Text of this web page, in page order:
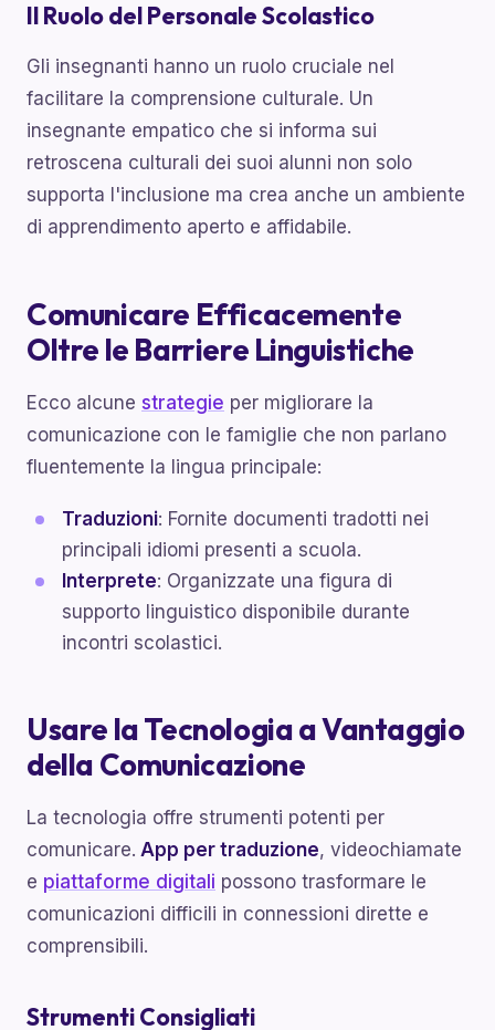
Il Ruolo del Personale Scolastico
Gli insegnanti hanno un ruolo cruciale nel
facilitare la comprensione culturale. Un
insegnante empatico che si informa sui
retroscena culturali dei suoi alunni non solo
supporta l'inclusione ma crea anche un ambiente
di apprendimento aperto e affidabile.
Comunicare Efficacemente
Oltre le Barriere Linguistiche
Ecco alcune strategie per migliorare la
comunicazione con le famiglie che non parlano
fluentemente la lingua principale:
Traduzioni: Fornite documenti tradotti nei
principali idiomi presenti a scuola.
Interprete: Organizzate una figura di
supporto linguistico disponibile durante
incontri scolastici.
Usare la Tecnologia a Vantaggio
della Comunicazione
La tecnologia offre strumenti potenti per
comunicare. App per traduzione, videochiamate
e piattaforme digitali possono trasformare le
comunicazioni difficili in connessioni dirette e
comprensibili.
Strumenti Consigliati